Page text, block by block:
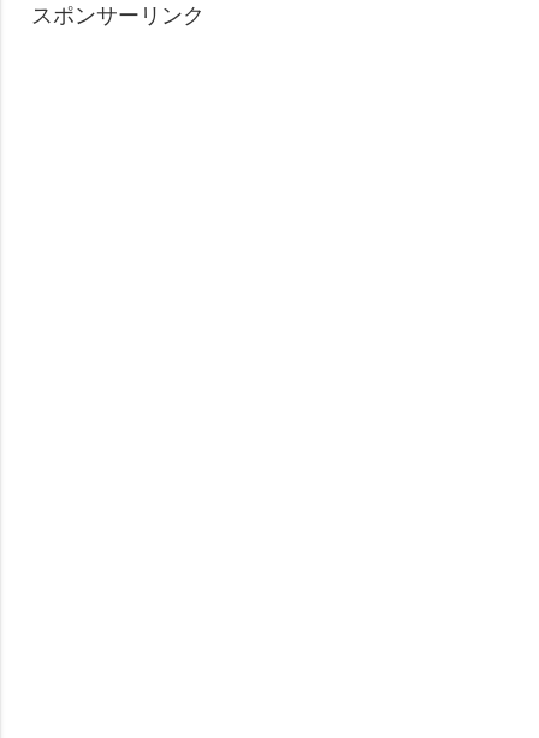
スポンサーリンク